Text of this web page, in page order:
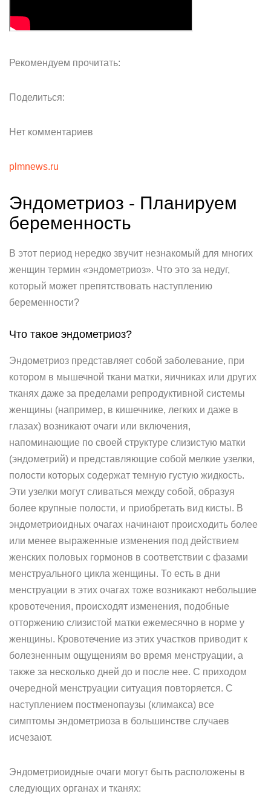
Рекомендуем прочитать:
Поделиться:
Нет комментариев
plmnews.ru
Эндометриоз - Планируем
беременность
В этот период нередко звучит незнакомый для многих
женщин термин «эндометриоз». Что это за недуг,
который может препятствовать наступлению
беременности?
Что такое эндометриоз?
Эндометриоз представляет собой заболевание, при
котором в мышечной ткани матки, яичниках или других
тканях даже за пределами репродуктивной системы
женщины (например, в кишечнике, легких и даже в
глазах) возникают очаги или включения,
напоминающие по своей структуре слизистую матки
(эндометрий) и представляющие собой мелкие узелки,
полости которых содержат темную густую жидкость.
Эти узелки могут сливаться между собой, образуя
более крупные полости, и приобретать вид кисты. В
эндометриоидных очагах начинают происходить более
или менее выраженные изменения под действием
женских половых гормонов в соответствии с фазами
менструального цикла женщины. То есть в дни
менструации в этих очагах тоже возникают небольшие
кровотечения, происходят изменения, подобные
отторжению слизистой матки ежемесячно в норме у
женщины. Кровотечение из этих участков приводит к
болезненным ощущениям во время менструации, а
также за несколько дней до и после нее. С приходом
очередной менструации ситуация повторяется. С
наступлением постменопаузы (климакса) все
симптомы эндометриоза в большинстве случаев
исчезают.
Эндометриоидные очаги могут быть расположены в
следующих органах и тканях: